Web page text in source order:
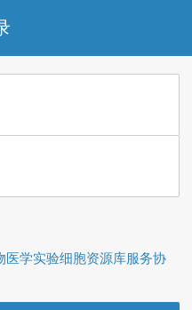
医学实验细胞资源库服务协